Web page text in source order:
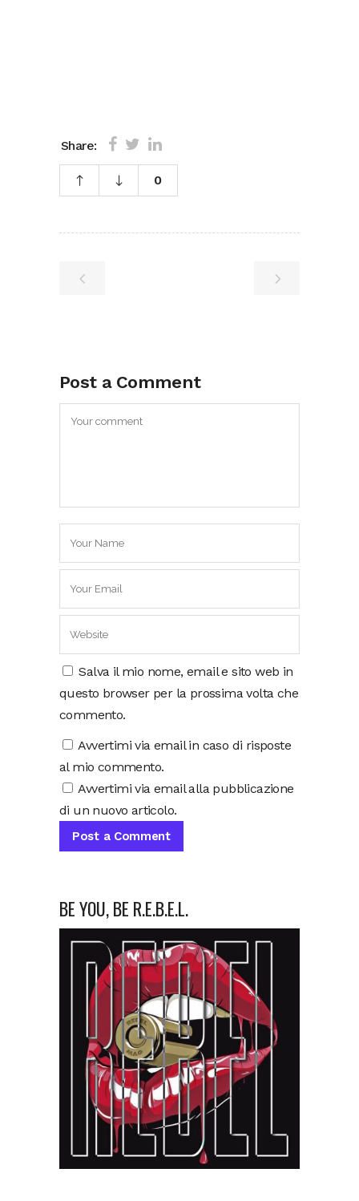
Share:
0
Post a Comment
Salva il mio nome, email e sito web in
questo browser per la prossima volta che
commento.
Avvertimi via email in caso di risposte
al mio commento.
Avvertimi via email alla pubblicazione
di un nuovo articolo.
BE YOU, BE R.E.B.E.L.